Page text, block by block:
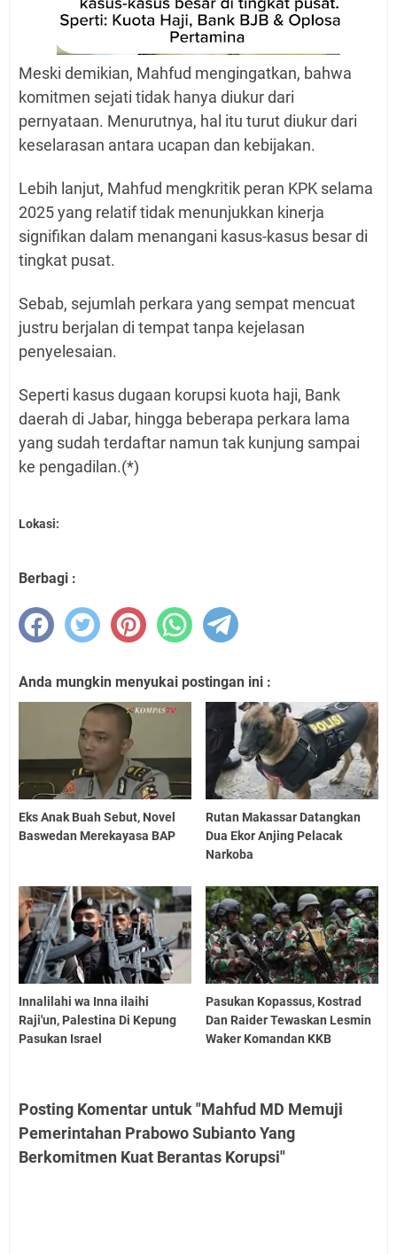
Meski demikian, Mahfud mengingatkan, bahwa
komitmen sejati tidak hanya diukur dari
pernyataan. Menurutnya, hal itu turut diukur dari
keselarasan antara ucapan dan kebijakan.
Lebih lanjut, Mahfud mengkritik peran KPK selama
2025 yang relatif tidak menunjukkan kinerja
signifikan dalam menangani kasus-kasus besar di
tingkat pusat.
Sebab, sejumlah perkara yang sempat mencuat
justru berjalan di tempat tanpa kejelasan
penyelesaian.
Seperti kasus dugaan korupsi kuota haji, Bank
daerah di Jabar, hingga beberapa perkara lama
yang sudah terdaftar namun tak kunjung sampai
ke pengadilan.(*)
Lokasi:
Berbagi :
Anda mungkin menyukai postingan ini :
Eks Anak Buah Sebut, Novel
Baswedan Merekayasa BAP
Rutan Makassar Datangkan
Dua Ekor Anjing Pelacak
Narkoba
Innalilahi wa Inna ilaihi
Raji'un, Palestina Di Kepung
Pasukan Israel
Pasukan Kopassus, Kostrad
Dan Raider Tewaskan Lesmin
Waker Komandan KKB
Posting Komentar untuk "Mahfud MD Memuji
Pemerintahan Prabowo Subianto Yang
Berkomitmen Kuat Berantas Korupsi"